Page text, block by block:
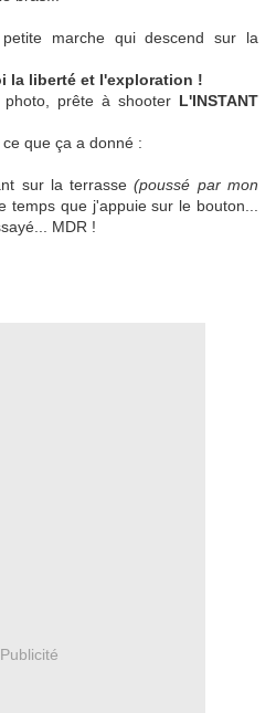
marche qui descend sur la
la liberté et l'exploration !
prête à shooter L'INSTANT
que ça a donné :
sur la terrasse(poussé par mon
temps que j'appuie sur le bouton...
MDR !
Publicité